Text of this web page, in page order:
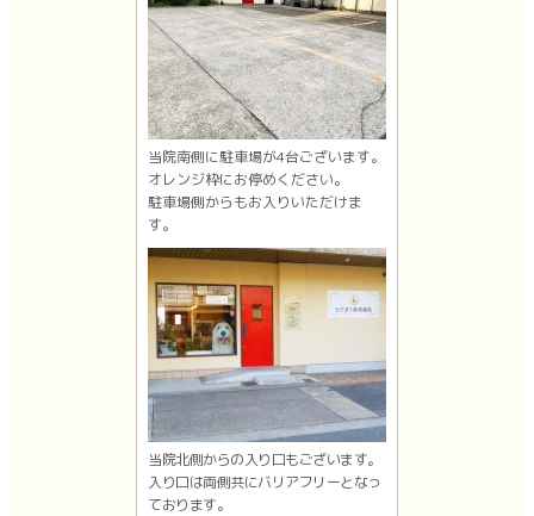
当院南側に駐車場が4台ございます。
オレンジ枠にお停めください。
駐車場側からもお入りいただけま
す。
当院北側からの入り口もございます。
入り口は両側共にバリアフリーとなっ
ております。